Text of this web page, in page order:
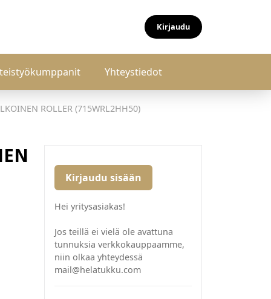
Kirjaudu
Yhteystiedot
ROLLER (715WRL2HH50)
Kirjaudu sisään
Hei yritysasiakas!
Jos teillä ei vielä ole avattuna
tunnuksia verkkokauppaamme,
niin olkaa yhteydessä
mail@helatukku.com